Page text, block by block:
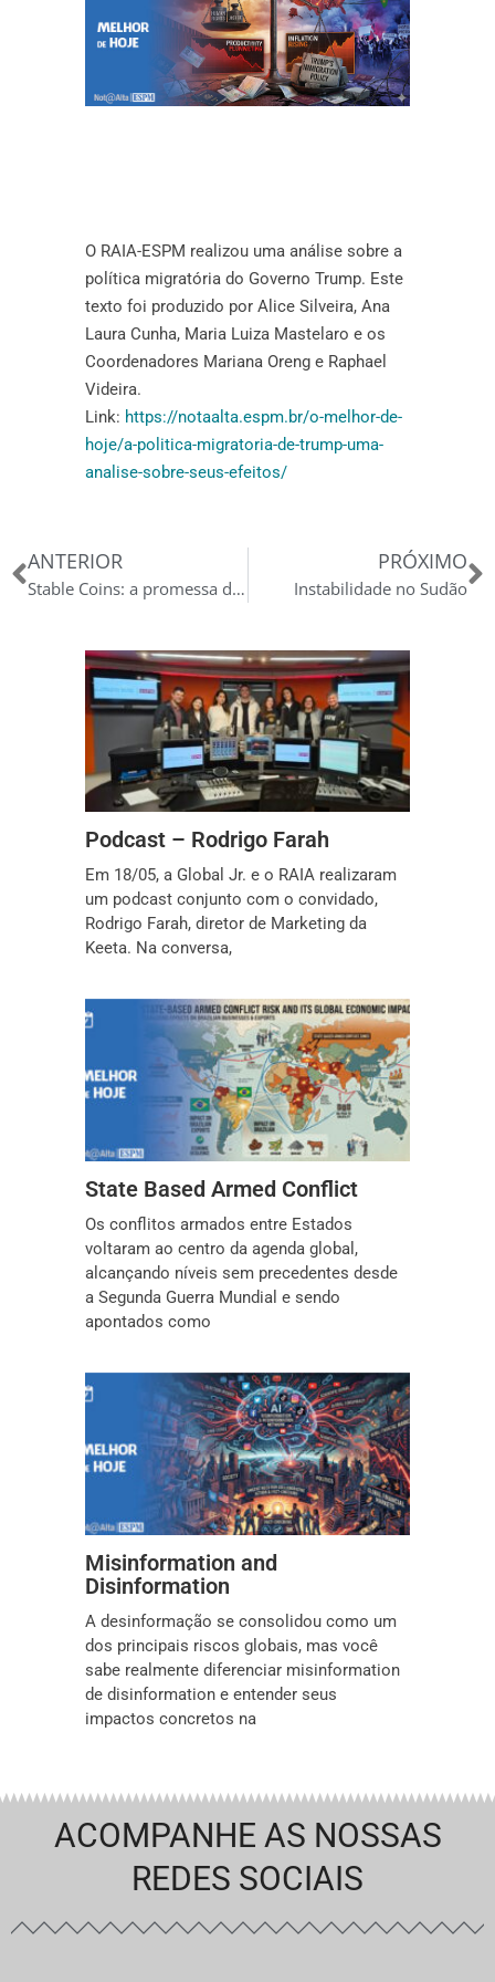
O RAIA-ESPM realizou uma análise sobre a
política migratória do Governo Trump. Este
texto foi produzido por Alice Silveira, Ana
Laura Cunha, Maria Luiza Mastelaro e os
Coordenadores Mariana Oreng e Raphael
Videira.
Link: https://notaalta.espm.br/o-melhor-de-
hoje/a-politica-migratoria-de-trump-uma-
analise-sobre-seus-efeitos/
Anterior
ANTERIOR
Stable Coins: a promessa de estabilidade no mercado cripto e seu papel no combate à lavagem de dinheiro
PRÓXIMO
Instabilidade no Sudão
Podcast – Rodrigo Farah
Em 18/05, a Global Jr. e o RAIA realizaram
um podcast conjunto com o convidado,
Rodrigo Farah, diretor de Marketing da
Keeta. Na conversa,
State Based Armed Conflict
Os conflitos armados entre Estados
voltaram ao centro da agenda global,
alcançando níveis sem precedentes desde
a Segunda Guerra Mundial e sendo
apontados como
Misinformation and
Disinformation
A desinformação se consolidou como um
dos principais riscos globais, mas você
sabe realmente diferenciar misinformation
de disinformation e entender seus
impactos concretos na
ACOMPANHE AS NOSSAS
REDES SOCIAIS